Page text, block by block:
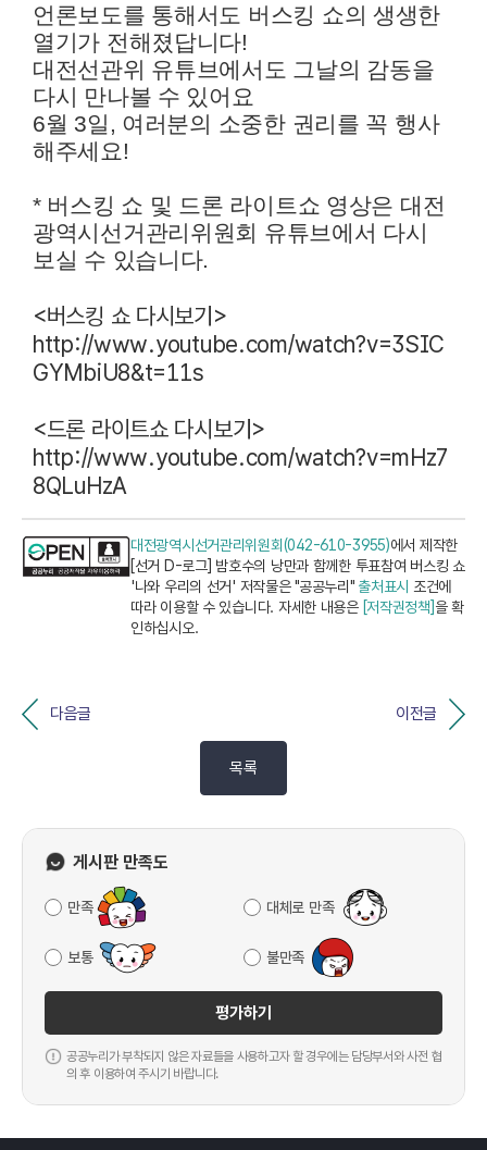
언론보도를 통해서도 버스킹 쇼의 생생한
열기가 전해졌답니다!
대전선관위 유튜브에서도 그날의 감동을
다시 만나볼 수 있어요
6월 3일, 여러분의 소중한 권리를 꼭 행사
해주세요!
* 버스킹 쇼 및 드론 라이트쇼 영상은 대전
광역시선거관리위원회 유튜브에서 다시
보실 수 있습니다.
<버스킹 쇼 다시보기>
http://www.youtube.com/watch?v=3SIC
GYMbiU8&t=11s
<드론 라이트쇼 다시보기>
http://www.youtube.com/watch?v=mHz7
8QLuHzA
대전광역시선거관리위원회(042-610-3955)에서 제작한
[선거 D-로그] 밤호수의 낭만과 함께한 투표참여 버스킹 쇼
'나와 우리의 선거' 저작물은 "공공누리" 출처표시 조건에
따라 이용할 수 있습니다. 자세한 내용은 [저작권정책]을 확
인하십시오.
다음글 이전글
목록
게시판 만족도
만족 대체로 만족
보통 불만족
평가하기
공공누리가 부착되지 않은 자료들을 사용하고자 할 경우에는 담당부서와 사전 협
의 후 이용하여 주시기 바랍니다.